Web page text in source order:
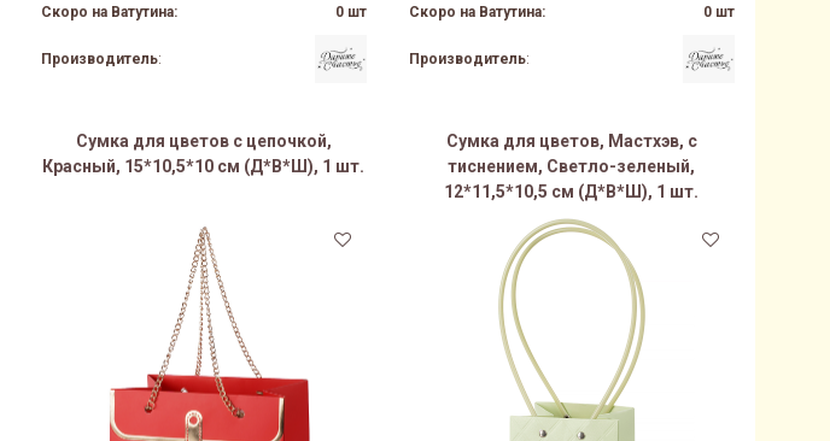
Скоро на Ватутина:
0 шт
Производитель:
Скоро на Ватутина:
0 шт
Производитель:
Сумка для цветов с цепочкой,
Красный, 15*10,5*10 см (Д*В*Ш), 1 шт.
Сумка для цветов, Мастхэв, с
тиснением, Светло-зеленый,
12*11,5*10,5 см (Д*В*Ш), 1 шт.